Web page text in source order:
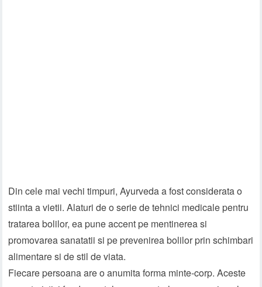
Din cele mai vechi timpuri, Ayurveda a fost considerata o
stiinta a vietii. Alaturi de o serie de tehnici medicale pentru
tratarea bolilor, ea pune accent pe mentinerea si
promovarea sanatatii si pe prevenirea bolilor prin schimbari
alimentare si de stil de viata.
Fiecare persoana are o anumita forma minte-corp. Aceste